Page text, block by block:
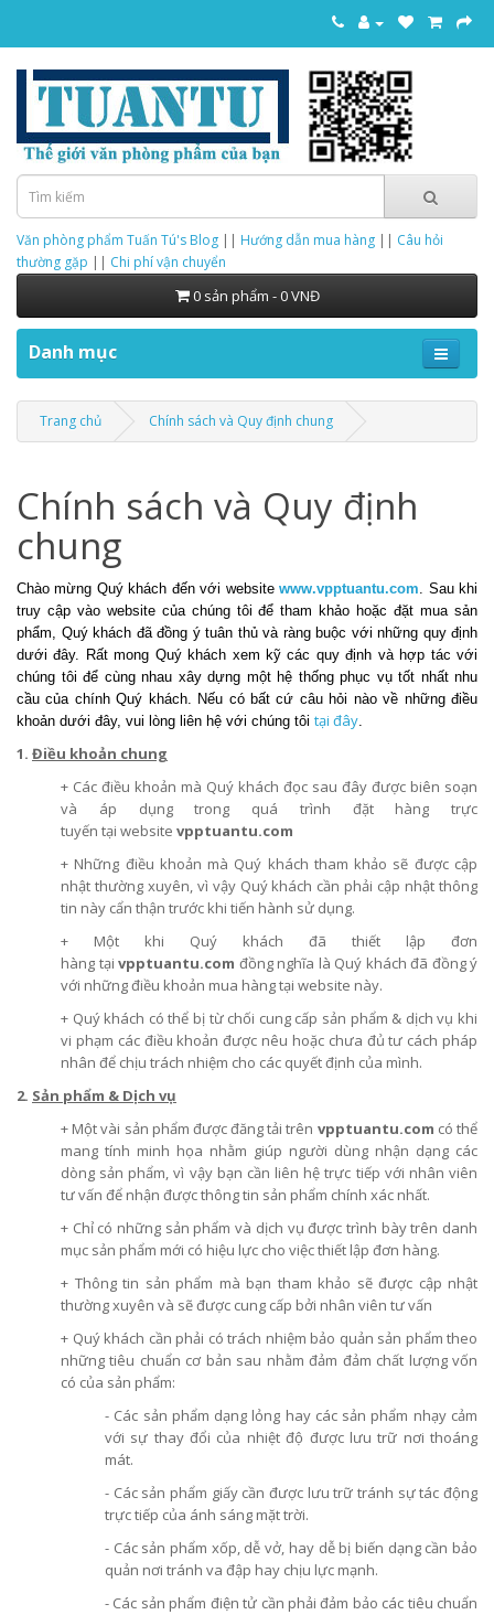
Văn phòng phẩm Tuấn Tú's Blog || Hướng dẫn mua hàng || Câu hỏi
thường gặp || Chi phí vận chuyển
0 sản phẩm - 0 VNĐ
Danh mục
Trang chủ Chính sách và Quy định chung
Chính sách và Quy định
chung
Chào mừng Quý khách đến với websitewww.vpptuantu.com. Sau khi
truy cập vào website của chúng tôi để tham khảo hoặc đặt mua sản
phẩm, Quý khách đã đồng ý tuân thủ và ràng buộc với những quy định
dưới đây. Rất mong Quý khách xem kỹ các quy định và hợp tác với
chúng tôi để cùng nhau xây dựng một hệ thống phục vụ tốt nhất nhu
cầu của chính Quý khách. Nếu có bất cứ câu hỏi nào về những điều
khoản dưới đây, vui lòng liên hệ với chúng tôi tại đây.
1. Điều khoản chung
+ Các điều khoản mà Quý khách đọc sau đây được biên soạn
và áp dụng trong quá trình đặt hàng trực
tuyến tại website vpptuantu.com
+ Những điều khoản mà Quý khách tham khảo sẽ được cập
nhật thường xuyên, vì vậy Quý khách cần phải cập nhật thông
tin này cẩn thận trước khi tiến hành sử dụng.
+ Một khi Quý khách đã thiết lập đơn
hàng tại vpptuantu.com đồng nghĩa là Quý khách đã đồng ý
với những điều khoản mua hàng tại website này.
+ Quý khách có thể bị từ chối cung cấp sản phẩm & dịch vụ khi
vi phạm các điều khoản được nêu hoặc chưa đủ tư cách pháp
nhân để chịu trách nhiệm cho các quyết định của mình.
2. Sản phẩm & Dịch vụ
+ Một vài sản phẩm được đăng tải trên vpptuantu.com có thể
mang tính minh họa nhằm giúp người dùng nhận dạng các
dòng sản phẩm, vì vậy bạn cần liên hệ trực tiếp với nhân viên
tư vấn để nhận được thông tin sản phẩm chính xác nhất.
+ Chỉ có những sản phẩm và dịch vụ được trình bày trên danh
mục sản phẩm mới có hiệu lực cho việc thiết lập đơn hàng.
+ Thông tin sản phẩm mà bạn tham khảo sẽ được cập nhật
thường xuyên và sẽ được cung cấp bởi nhân viên tư vấn
+ Quý khách cần phải có trách nhiệm bảo quản sản phẩm theo
những tiêu chuẩn cơ bản sau nhằm đảm đảm chất lượng vốn
có của sản phẩm:
- Các sản phẩm dạng lỏng hay các sản phẩm nhạy cảm
với sự thay đổi của nhiệt độ được lưu trữ nơi thoáng
mát.
- Các sản phẩm giấy cần được lưu trữ tránh sự tác động
trực tiếp của ánh sáng mặt trời.
- Các sản phẩm xốp, dễ vở, hay dễ bị biến dạng cần bảo
quản nơi tránh va đập hay chịu lực mạnh.
- Các sản phẩm điện tử cần phải đảm bảo các tiêu chuẩn